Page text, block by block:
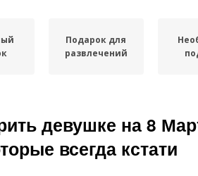
Подарок для
развлечений
девушке на 8
всегда кстати